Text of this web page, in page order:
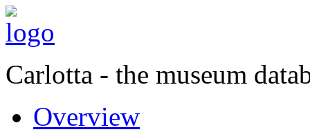
Carlotta - the museum
Overview